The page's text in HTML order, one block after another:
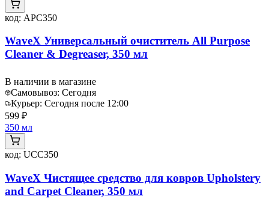
код: APC350
WaveX Универсальный очиститель All Purpose
Cleaner & Degreaser, 350 мл
В наличии в магазине
Самовывоз: Сегодня
Курьер: Сегодня после 12:00
599 ₽
350 мл
код: UCC350
WaveX Чистящее средство для ковров Upholstery
and Carpet Cleaner, 350 мл